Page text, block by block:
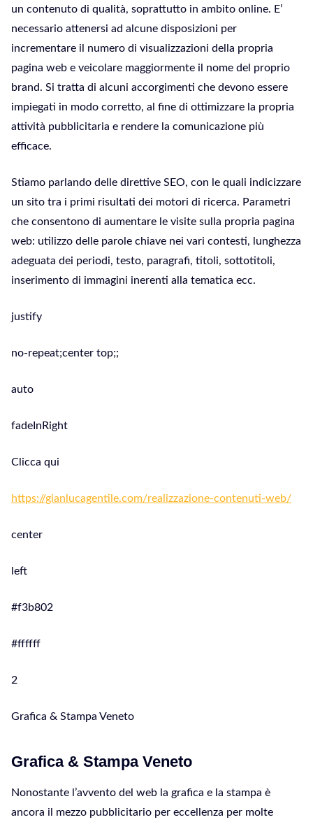
un contenuto di qualità, soprattutto in ambito online. E’
necessario attenersi ad alcune disposizioni per
incrementare il numero di visualizzazioni della propria
pagina web e veicolare maggiormente il nome del proprio
brand. Si tratta di alcuni accorgimenti che devono essere
impiegati in modo corretto, al fine di ottimizzare la propria
attività pubblicitaria e rendere la comunicazione più
efficace.
Stiamo parlando delle direttive SEO, con le quali indicizzare
un sito tra i primi risultati dei motori di ricerca. Parametri
che consentono di aumentare le visite sulla propria pagina
web: utilizzo delle parole chiave nei vari contesti, lunghezza
adeguata dei periodi, testo, paragrafi, titoli, sottotitoli,
inserimento di immagini inerenti alla tematica ecc.
justify
no-repeat;center top;;
auto
fadeInRight
Clicca qui
https://gianlucagentile.com/realizzazione-contenuti-web/
center
left
#f3b802
#ffffff
2
Grafica & Stampa Veneto
Grafica & Stampa Veneto
Nonostante l’avvento del web la grafica e la stampa è
ancora il mezzo pubblicitario per eccellenza per molte